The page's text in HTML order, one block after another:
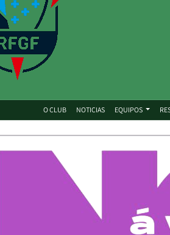
O CLUB NOTICIAS EQUIPOS